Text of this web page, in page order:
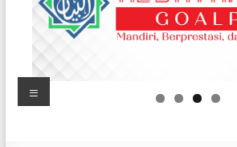
Al
Bayan
Putri
Goalpara
Menu